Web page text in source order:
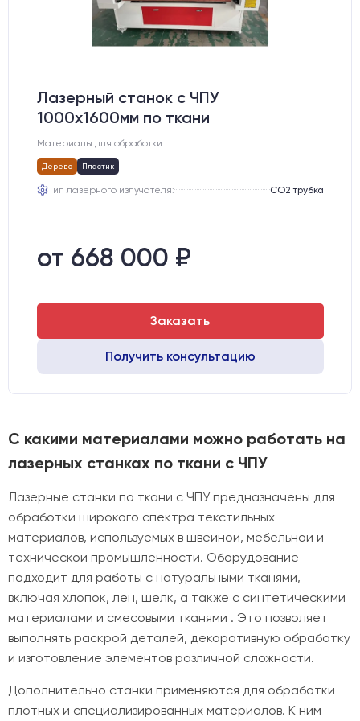
Лазерный станок c ЧПУ
1000х1600мм по ткани
Материалы для обработки:
Дерево Пластик
Тип лазерного излучателя: СО2 трубка
от 668 000 ₽
Заказать
Получить консультацию
С какими материалами можно работать на
лазерных станках по ткани с ЧПУ
Лазерные станки по ткани с ЧПУ предназначены для
обработки широкого спектра текстильных
материалов, используемых в швейной, мебельной и
технической промышленности. Оборудование
подходит для работы с натуральными тканями,
включая хлопок, лен, шелк, а также с синтетическими
материалами и смесовыми тканями . Это позволяет
выполнять раскрой деталей, декоративную обработку
и изготовление элементов различной сложности.
Дополнительно станки применяются для обработки
плотных и специализированных материалов. К ним